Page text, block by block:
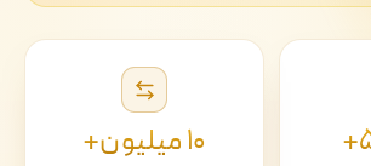
۱۰ میلیون+